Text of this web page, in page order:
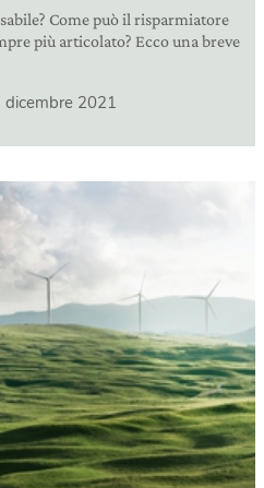
Come può il risparmiatore
più articolato? Ecco una breve
dicembre 2021